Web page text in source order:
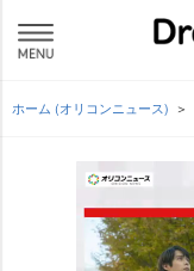
ホーム (オリコンニュース)